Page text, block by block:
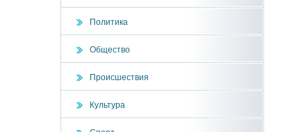
Политика
Общество
Происшествия
Культура